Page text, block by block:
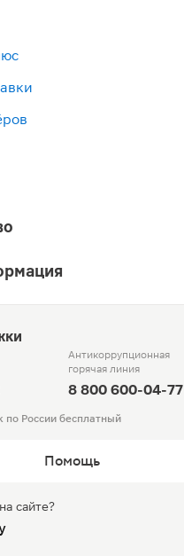
Антикоррупционная
горячая линия
8 800 600-04-77
по России бесплатный
Помощь
сайте?